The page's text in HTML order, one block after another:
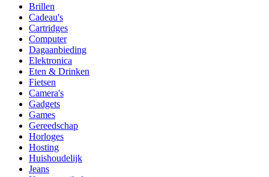
Brillen
Cadeau's
Cartridges
Computer
Dagaanbieding
Elektronica
Eten & Drinken
Fietsen
Camera's
Gadgets
Games
Gereedschap
Horloges
Hosting
Huishoudelijk
Jeans